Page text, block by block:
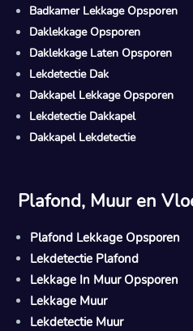
Badkamer Lekkage Opsporen
Daklekkage Opsporen
Daklekkage Laten Opsporen
Lekdetectie Dak
Dakkapel Lekkage Opsporen
Lekdetectie Dakkapel
Dakkapel Lekdetectie
Plafond, Muur en
Plafond Lekkage Opsporen
Lekdetectie Plafond
Lekkage In Muur Opsporen
Lekkage Muur
Lekdetectie Muur